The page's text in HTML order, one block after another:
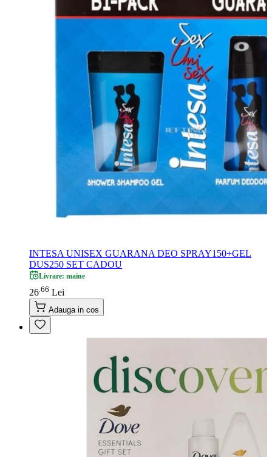
INTESA UNISEX GUARANA DEO SPRAY150+GEL
DUS250 SET CADOU
Livrare: maine
26 66 Lei
Adauga in cos